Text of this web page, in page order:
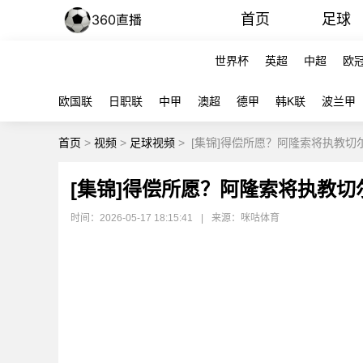
首页 足球
世界杯 英超 中超 欧
欧国联 日职联 中甲 澳超 德甲 韩K联 波兰甲
首页 > 视频 > 足球视频 > [集锦]得偿所愿？阿隆索将执教切
[集锦]得偿所愿？阿隆索将执教切
时间：2026-05-17 18:15:41 来源：咪咕体育